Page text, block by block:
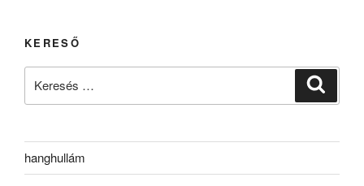
KERESŐ
hanghullám